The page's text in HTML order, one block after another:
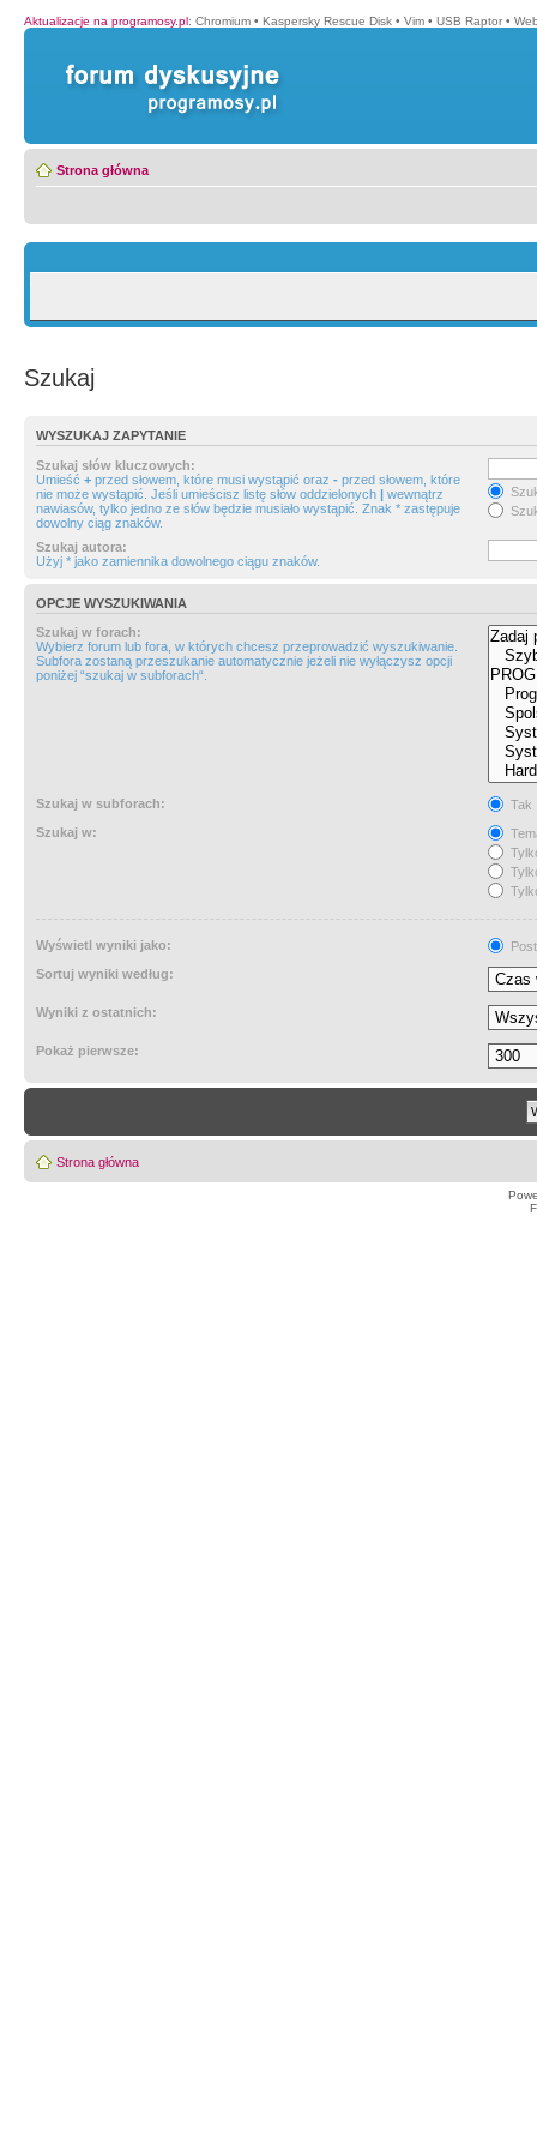
Aktualizacje na programosy.pl: Chromium • Kaspersky Rescue Disk • Vim • USB Raptor •
Strona główna
Szukaj
WYSZUKAJ ZAPYTANIE
Szukaj słów kluczowych:
Umieść + przed słowem, które musi wystąpić oraz - przed słowem, które
nie może wystąpić. Jeśli umieścisz listę słów oddzielonych | wewnątrz
nawiasów, tylko jedno ze słów będzie musiało wystąpić. Znak * zastępuje
dowolny ciąg znaków.
Szukaj autora:
Użyj * jako zamiennika dowolnego ciągu znaków.
OPCJE WYSZUKIWANIA
Szukaj w forach:
Wybierz forum lub fora, w których chcesz przeprowadzić wyszukiwanie.
Subfora zostaną przeszukanie automatycznie jeżeli nie wyłączysz opcji
poniżej “szukaj w subforach“.
Szukaj w subforach:
Tak
Szukaj w:
Wyświetl wyniki jako:
Sortuj wyniki według:
Wyniki z ostatnich:
Pokaż pierwsze:
Strona główna